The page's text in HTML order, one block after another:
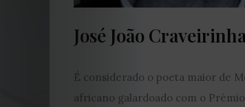
EDIÇÃO
DE
JULHO
José João
É considerado o poeta maior de
africano galardoado com o